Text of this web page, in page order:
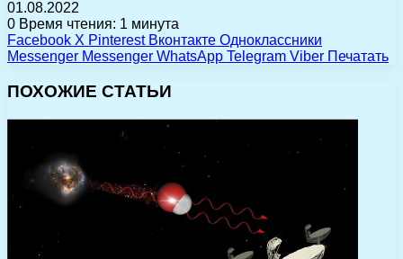
01.08.2022
0 Время чтения: 1 минута
Facebook X Pinterest Вконтакте Одноклассники
Messenger Messenger WhatsApp Telegram Viber Печатать
ПОХОЖИЕ СТАТЬИ